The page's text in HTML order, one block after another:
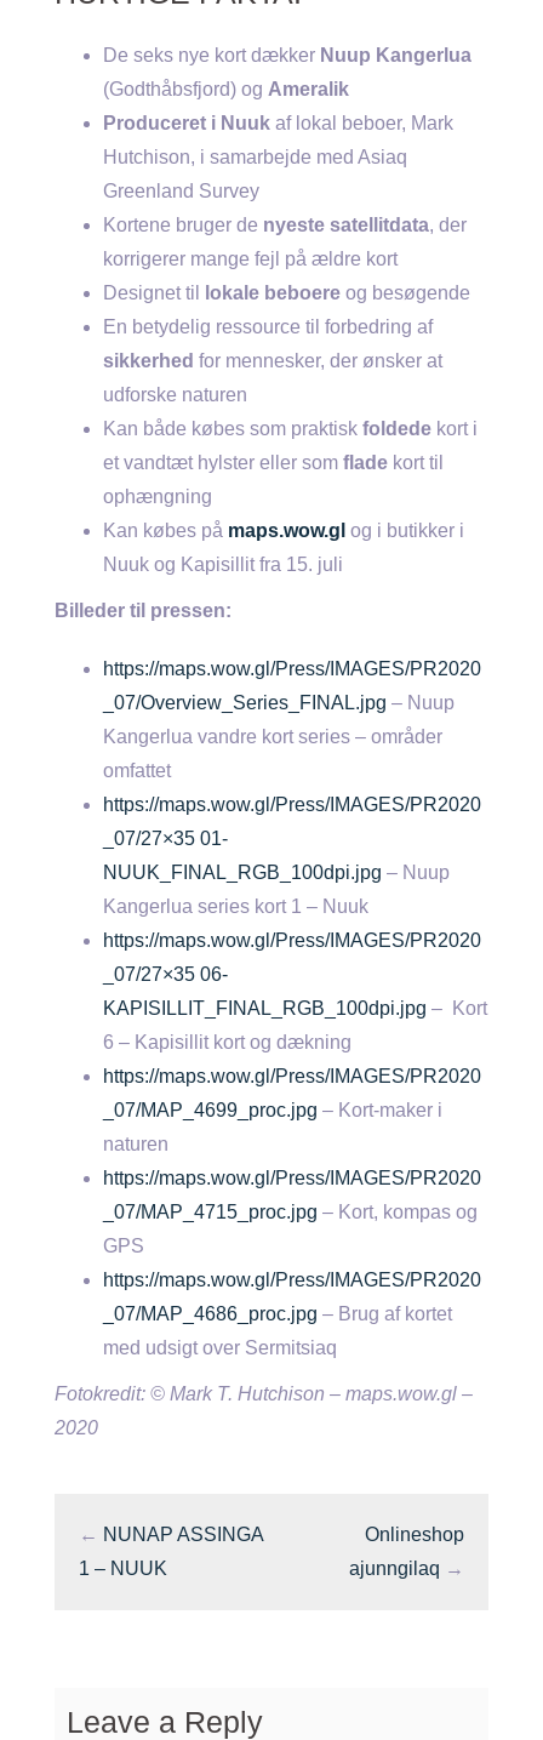
De seks nye kort dækker Nuup Kangerlua
(Godthåbsfjord) og Ameralik
Produceret i Nuuk af lokal beboer, Mark
Hutchison, i samarbejde med Asiaq
Greenland Survey
Kortene bruger de nyeste satellitdata, der
korrigerer mange fejl på ældre kort
Designet til
lokale beboere og besøgende
En betydelig ressource til forbedring af
sikkerhed for mennesker, der ønsker at
udforske naturen
Kan både købes som praktisk foldede kort i
et vandtæt hylster eller som flade kort til
ophængning
Kan købes på maps.wow.gl og i butikker i
Nuuk og Kapisillit fra 15. juli
Billeder til pressen:
https://maps.wow.gl/Press/IMAGES/PR2020
_07/Overview_Series_FINAL.jpg – Nuup
Kangerlua vandre kort series – områder
omfattet
https://maps.wow.gl/Press/IMAGES/PR2020
_07/27×35 01-
NUUK_FINAL_RGB_100dpi.jpg – Nuup
Kangerlua series kort 1 – Nuuk
https://maps.wow.gl/Press/IMAGES/PR2020
_07/27×35 06-
KAPISILLIT_FINAL_RGB_100dpi.jpg – Kort
6 – Kapisillit kort og dækning
https://maps.wow.gl/Press/IMAGES/PR2020
_07/MAP_4699_proc.jpg – Kort-maker i
naturen
https://maps.wow.gl/Press/IMAGES/PR2020
_07/MAP_4715_proc.jpg – Kort, kompas og
GPS
https://maps.wow.gl/Press/IMAGES/PR2020
_07/MAP_4686_proc.jpg – Brug af kortet
med udsigt over Sermitsiaq
Fotokredit: © Mark T. Hutchison – maps.wow.gl –
2020
← NUNAP ASSINGA
1 – NUUK
Onlineshop
ajunngilaq →
Leave a Reply